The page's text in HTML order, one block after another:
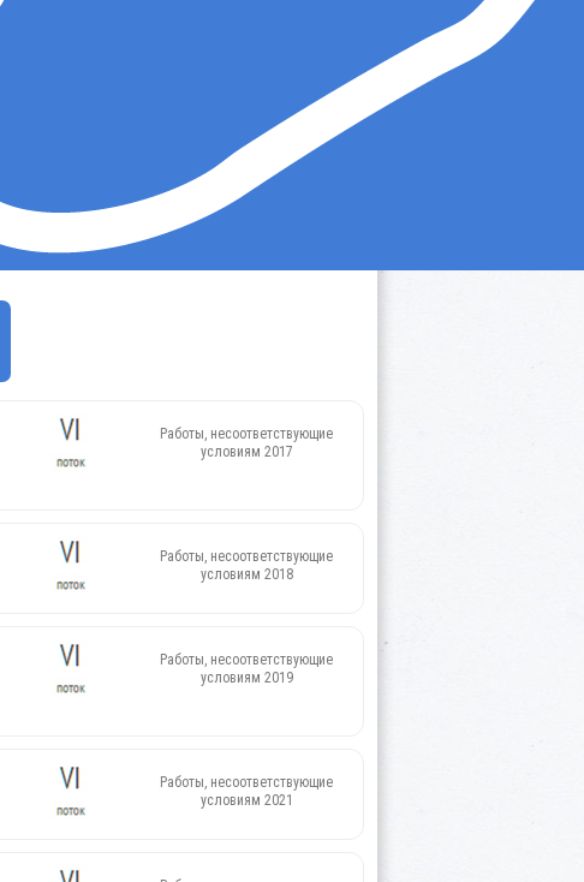
Работы, несоответствующие
условиям 2017
Работы, несоответствующие
условиям 2018
Работы, несоответствующие
условиям 2019
Работы, несоответствующие
условиям 2021